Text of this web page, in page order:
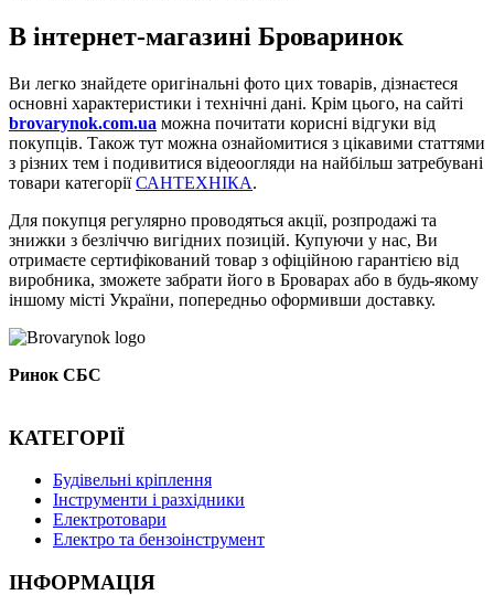
В інтернет-магазині Броваринок
Ви легко знайдете оригінальні фото цих товарів, дізнаєтеся
основні характеристики і технічні дані. Крім цього, на сайті
brovarynok.com.ua можна почитати корисні відгуки від
покупців. Також тут можна ознайомитися з цікавими статтями
з різних тем і подивитися відеоогляди на найбільш затребувані
товари категоріїСАНТЕХНІКА.
Для покупця регулярно проводяться акції, розпродажі та
знижки з безліччю вигідних позицій. Купуючи у нас, Ви
отримаєте сертифікований товар з офіційною гарантією від
виробника, зможете забрати його в Броварах або в будь-якому
іншому місті України, попередньо оформивши доставку.
Ринок СБС
КАТЕГОРІЇ
Будівельні кріплення
Інструменти і разхідники
Електротовари
Електро та бензоінструмент
ІНФОРМАЦІЯ